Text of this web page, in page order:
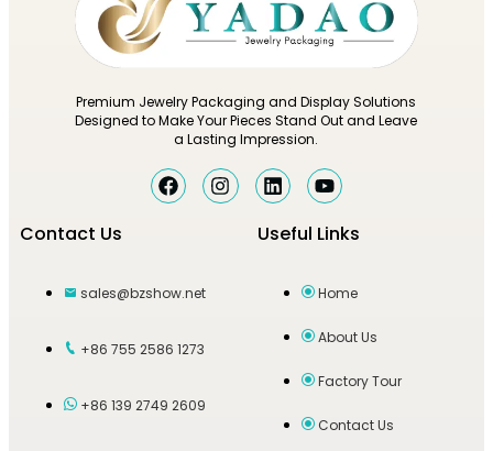
Premium Jewelry Packaging and Display Solutions
Designed to Make Your Pieces Stand Out and Leave
a Lasting Impression.
Contact Us
sales@bzshow.net
+86 755 2586 1273
+86 139 2749 2609
Useful Links
Home
About Us
Factory Tour
Contact Us